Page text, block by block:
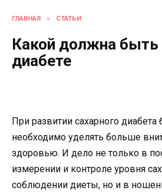
ГЛАВНАЯ » СТАТЬИ
Какой должна быть
диабете
При развитии сахарного
необходимо уделять больше
здоровью. И дело не только в
измерении и контроле уровня
соблюдении диеты, но и в